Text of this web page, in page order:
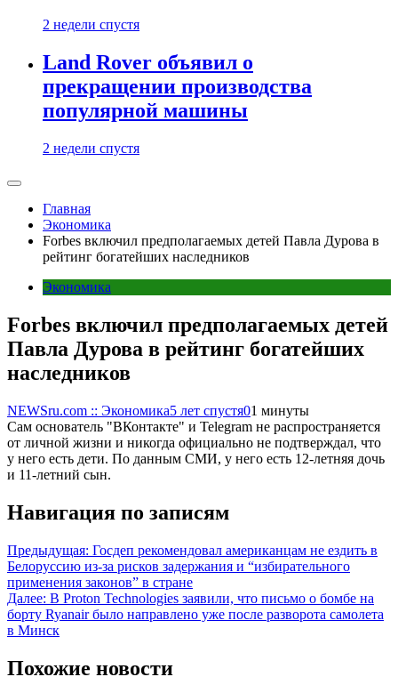
2 недели спустя
Land Rover объявил о
прекращении производства
популярной машины
2 недели спустя
Главная
Экономика
Forbes включил предполагаемых детей Павла Дурова в
рейтинг богатейших наследников
Экономика
Forbes включил предполагаемых детей
Павла Дурова в рейтинг богатейших
наследников
NEWSru.com :: Экономика5 лет спустя01 минуты
Сам основатель "ВКонтакте" и Telegram не распространяется
от личной жизни и никогда официально не подтверждал, что
у него есть дети. По данным СМИ, у него есть 12-летняя дочь
и 11-летний сын.
Навигация по записям
Предыдущая: Госдеп рекомендовал американцам не ездить в
Белоруссию из-за рисков задержания и “избирательного
применения законов” в стране
Далее: В Proton Technologies заявили, что письмо о бомбе на
борту Ryanair было направлено уже после разворота самолета
в Минск
Похожие новости